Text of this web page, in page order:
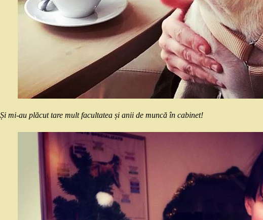
Și mi-au plăcut tare mult facultatea și anii de muncă în cabinet!